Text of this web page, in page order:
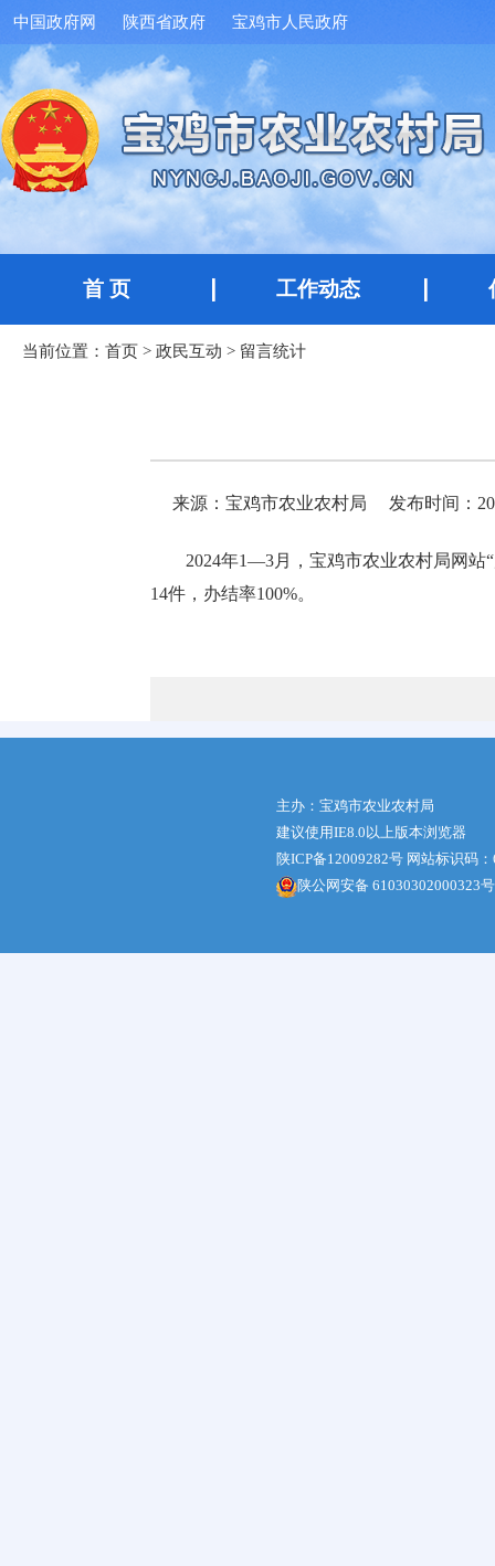
中国政府网 陕西省政府 宝鸡市人民政府
首 页 工作动态
当前位置： 首页 > 政民互动 > 留言统计
来源：宝鸡市农业农村局 发布时间：
2024年1—3月，宝鸡市农业农村局网站
14件，办结率100%。
主办：宝鸡市农业农村局
建议使用IE8.0以上版本浏览器
陕ICP备12009282号 网站标识码
陕公网安备 61030302000323号